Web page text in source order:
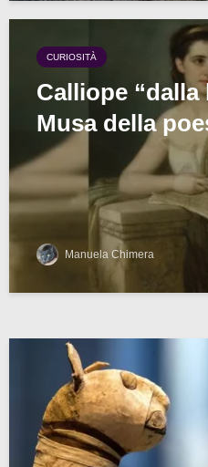
CURIOSITÀ
Calliope “dalla
Musa della
Manuela Chimera